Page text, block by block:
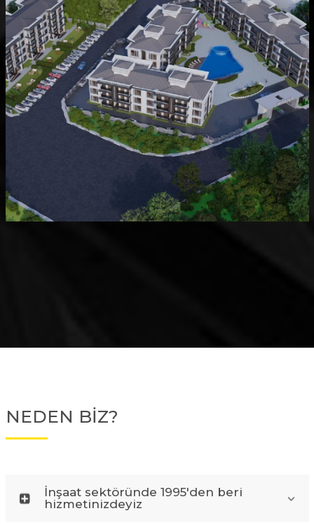
NEDEN BİZ?
İnşaat sektöründe 1995'den beri
hizmetinizdeyiz